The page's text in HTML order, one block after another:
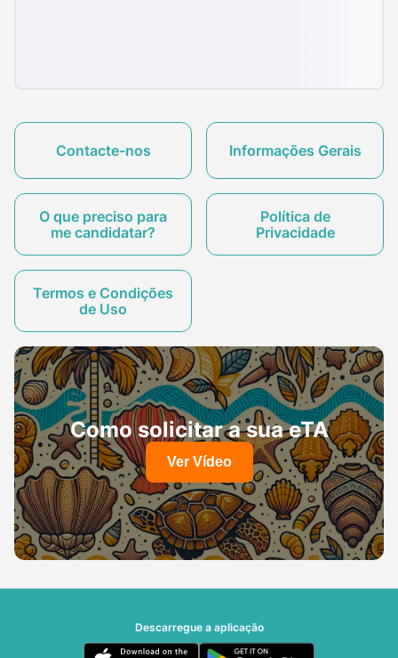
Contacte-nos Informações Gerais
O que preciso para
me candidatar?
Política de
Privacidade
Termos e Condições
de Uso
Como solicitar a sua eTA
Ver Vídeo
Descarregue a aplicação